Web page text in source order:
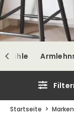
Startseite Marken